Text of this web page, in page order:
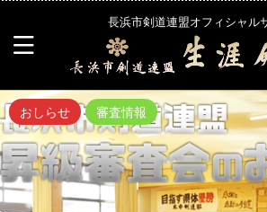
長浜市剣道連盟オフィシャル
おしらせ 審査情報